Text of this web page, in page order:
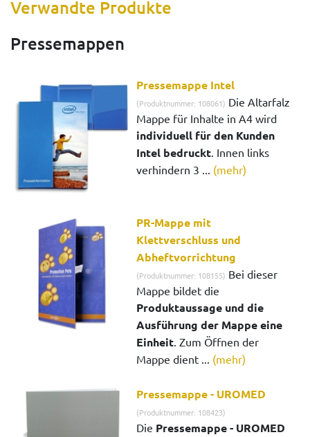
Verwandte Produkte
Pressemappen
Pressemappe Intel
(Produktnummer: 108061) Die Altarfalz
Mappe für Inhalte in A4 wird
individuell für den Kunden
Intel bedruckt. Innen links
verhindern 3 ... (mehr)
PR-Mappe mit
Klettverschluss und
Abheftvorrichtung
(Produktnummer: 108155) Bei dieser
Mappe bildet die
Produktaussage und die
Ausführung der Mappe eine
Einheit. Zum Öffnen der
Mappe dient ... (mehr)
Pressemappe - UROMED
(Produktnummer: 108423)
Die Pressemappe - UROMED